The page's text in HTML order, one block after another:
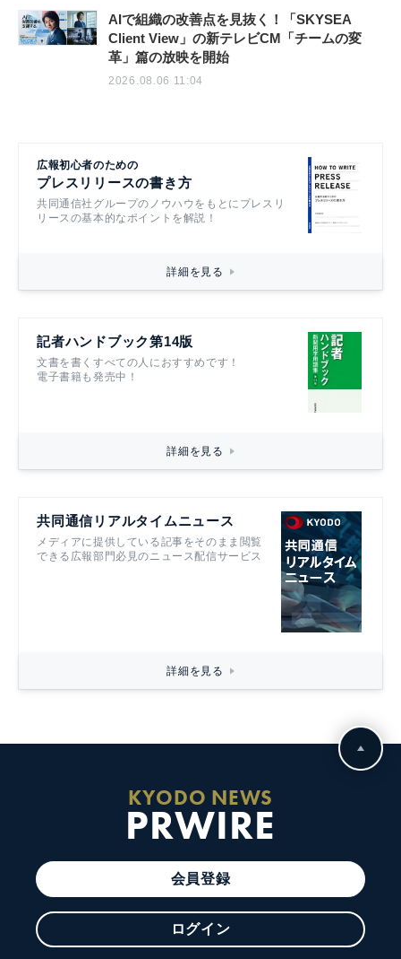
AIで組織の改善点を見抜く！「SKYSEA
Client View」の新テレビCM「チームの変
革」篇の放映を開始
2026.08.06 11:04
広報初心者のための
プレスリリースの書き方
共同通信社グループのノウハウをもとにプレスリ
リースの基本的なポイントを解説！
詳細を見る
記者ハンドブック第14版
文書を書くすべての人におすすめです！
電子書籍も発売中！
詳細を見る
共同通信リアルタイムニュース
メディアに提供している記事をそのまま閲覧
できる広報部門必見のニュース配信サービス
詳細を見る
KYODO NEWS
PRWIRE
会員登録
ログイン